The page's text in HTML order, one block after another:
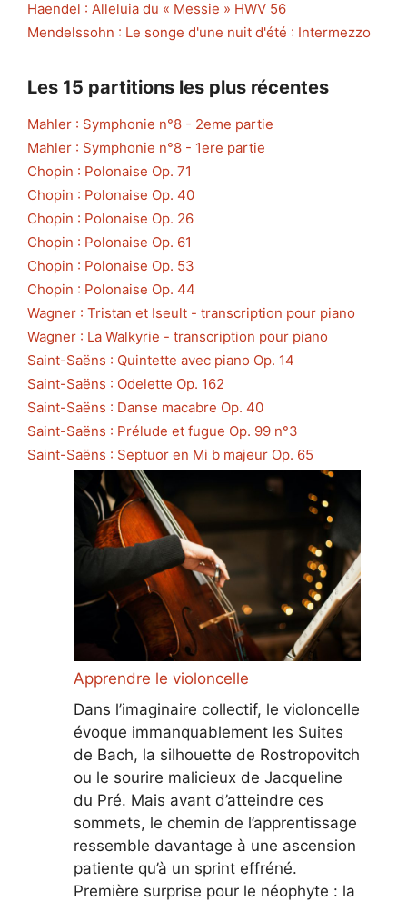
Haendel : Alleluia du « Messie » HWV 56
Mendelssohn : Le songe d'une nuit d'été : Intermezzo
Les 15 partitions les plus récentes
Mahler : Symphonie n°8 - 2eme partie
Mahler : Symphonie n°8 - 1ere partie
Chopin : Polonaise Op. 71
Chopin : Polonaise Op. 40
Chopin : Polonaise Op. 26
Chopin : Polonaise Op. 61
Chopin : Polonaise Op. 53
Chopin : Polonaise Op. 44
Wagner : Tristan et Iseult - transcription pour piano
Wagner : La Walkyrie - transcription pour piano
Saint-Saëns : Quintette avec piano Op. 14
Saint-Saëns : Odelette Op. 162
Saint-Saëns : Danse macabre Op. 40
Saint-Saëns : Prélude et fugue Op. 99 n°3
Saint-Saëns : Septuor en Mi b majeur Op. 65
Apprendre le violoncelle
Dans l’imaginaire collectif, le violoncelle
évoque immanquablement les Suites
de Bach, la silhouette de Rostropovitch
ou le sourire malicieux de Jacqueline
du Pré. Mais avant d’atteindre ces
sommets, le chemin de l’apprentissage
ressemble davantage à une ascension
patiente qu’à un sprint effréné.
Première surprise pour le néophyte : la